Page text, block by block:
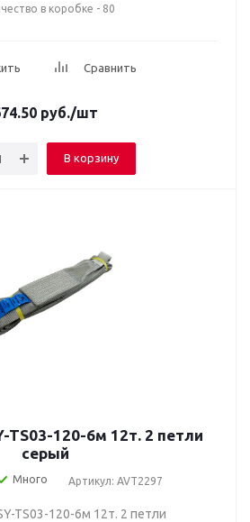
в коробке - 80
Сравнить
руб./шт
В корзину
TS03-120-6м 12т. 2 петли
серый
Много Артикул: AVT2297
TS03-120-6м 12т. 2 петли